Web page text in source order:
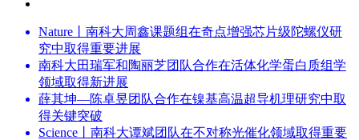
Nature丨南科大周鑫课题组在奇点增强芯片级陀螺仪研
究中取得重要进展
南科大田瑞军和陶丽芝团队合作在活体化学蛋白质组学
领域取得新进展
薛其坤—陈卓昱团队合作在镍基高温超导机理研究中取
得关键突破
Science丨南科大谭斌团队在不对称光催化领域取得重要